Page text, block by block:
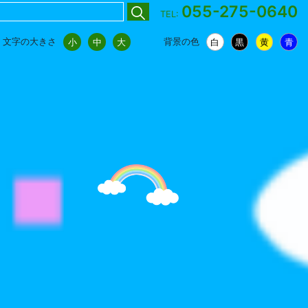
TEL: 055-275-0640
文字の大きさ 小 中 大 背景の色 白 黒 黄 青
小 中 大